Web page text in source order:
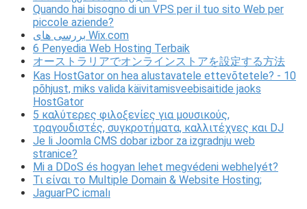
Quando hai bisogno di un VPS per il tuo sito Web per
piccole aziende?
بررسی های Wix.com
6 Penyedia Web Hosting Terbaik
オーストラリアでオンラインストアを設定する方法
Kas HostGator on hea alustavatele ettevõtetele? - 10
põhjust, miks valida käivitamisveebisaitide jaoks
HostGator
5 καλύτερες φιλοξενίες για μουσικούς,
τραγουδιστές, συγκροτήματα, καλλιτέχνες και DJ
Je li Joomla CMS dobar izbor za izgradnju web
stranice?
Mi a DDoS és hogyan lehet megvédeni webhelyét?
Τι είναι το Multiple Domain & Website Hosting;
JaguarPC icmalı